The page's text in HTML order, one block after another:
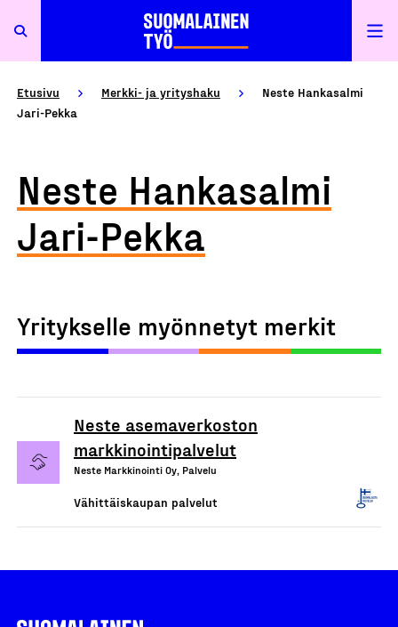
Etusivu Merkki- ja yrityshaku
Neste Hankasalmi
Jari-Pekka
Neste Hankasalmi
Jari-Pekka
Yritykselle myönnetyt merkit
Neste asemaverkoston
markkinointipalvelut
Neste Markkinointi Oy, Palvelu
Vähittäiskaupan palvelut